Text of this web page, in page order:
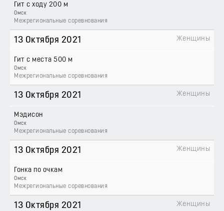
Гит с ходу 200 м
Омск
Межрегиональные соревнования
13 Октября 2021
Гит с места 500 м
Омск
Межрегиональные соревнования
Женщины
13 Октября 2021
Мэдисон
Омск
Межрегиональные соревнования
Женщины
13 Октября 2021
Гонка по очкам
Омск
Межрегиональные соревнования
Женщины
13 Октября 2021 Женщины